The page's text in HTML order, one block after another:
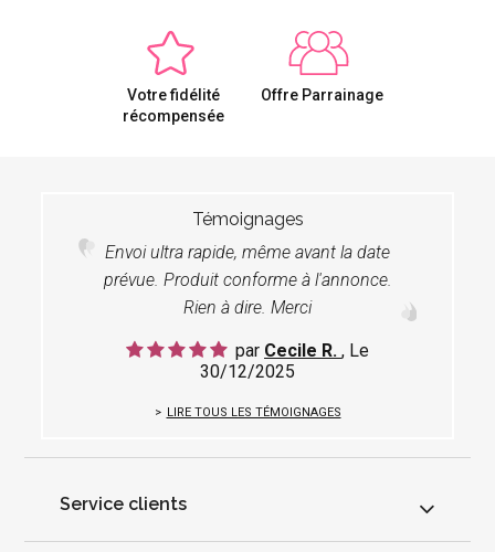
Votre fidélité
récompensée
Offre Parrainage
Témoignages
Envoi ultra rapide, même avant la date
prévue. Produit conforme à l'annonce.
Rien à dire. Merci
par Cecile R. , Le
30/12/2025
LIRE TOUS LES TÉMOIGNAGES
Service clients